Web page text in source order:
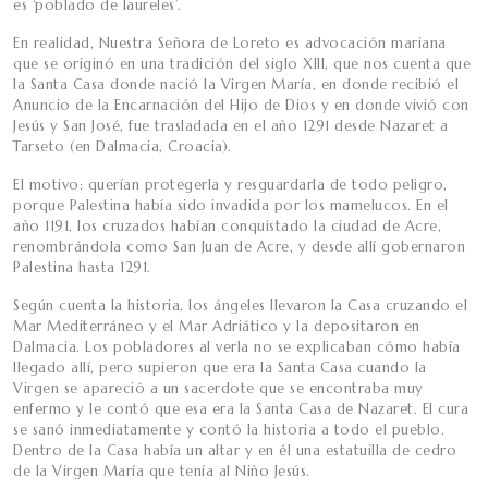
es ‘poblado de laureles’.
En realidad, Nuestra Señora de Loreto es advocación mariana
que se originó en una tradición del siglo XIII, que nos cuenta que
la Santa Casa donde nació la Virgen María, en donde recibió el
Anuncio de la Encarnación del Hijo de Dios y en donde vivió con
Jesús y San José, fue trasladada en el año 1291 desde Nazaret a
Tarseto (en Dalmacia, Croacia).
El motivo: querían protegerla y resguardarla de todo peligro,
porque Palestina había sido invadida por los mamelucos. En el
año 1191, los cruzados habían conquistado la ciudad de Acre,
renombrándola como San Juan de Acre, y desde allí gobernaron
Palestina hasta 1291.
Según cuenta la historia, los ángeles llevaron la Casa cruzando el
Mar Mediterráneo y el Mar Adriático y la depositaron en
Dalmacia. Los pobladores al verla no se explicaban cómo había
llegado allí, pero supieron que era la Santa Casa cuando la
Virgen se apareció a un sacerdote que se encontraba muy
enfermo y le contó que esa era la Santa Casa de Nazaret. El cura
se sanó inmediatamente y contó la historia a todo el pueblo.
Dentro de la Casa había un altar y en él una estatuilla de cedro
de la Virgen María que tenía al Niño Jesús.